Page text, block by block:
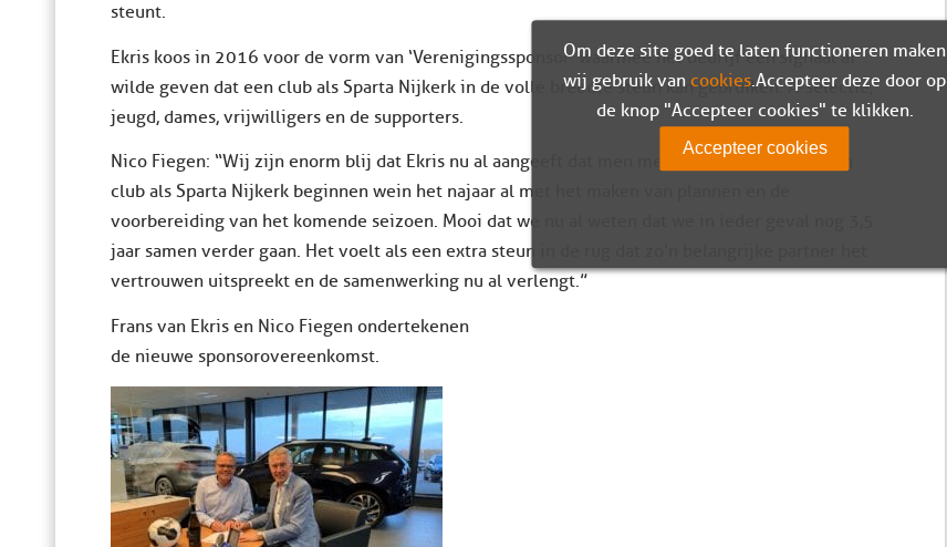
steunt.
Ekris koos in 2016 voor de vorm van ‘Verenigingssponsor’ waarmee het bedrijf een signaal af
wilde geven dat een club als Sparta Nijkerk in de volle breedte steun kan gebruiken: A-selectie,
jeugd, dames, vrijwilligers en de supporters.
Nico Fiegen: “Wij zijn enorm blij dat Ekris nu al aangeeft dat men met ons verder wil. Bij een
club als Sparta Nijkerk beginnen we in het najaar al met het maken van plannen en de
voorbereiding van het komende seizoen. Mooi dat we nu al weten dat we in ieder geval nog 3,5
jaar samen verder gaan. Het voelt als een extra steun in de rug dat zo’n belangrijke partner het
vertrouwen uitspreekt en de samenwerking nu al verlengt.”
Frans van Ekris en Nico Fiegen ondertekenen
de nieuwe sponsorovereenkomst.
Om deze site goed te laten functioneren maken
wij gebruik van cookies. Accepteer deze door op
de knop "Accepteer cookies" te klikken.
Accepteer cookies